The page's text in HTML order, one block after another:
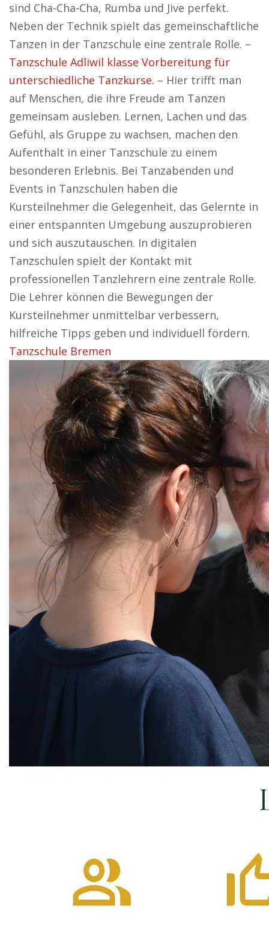
sind Cha-Cha-Cha, Rumba und Jive perfekt.
Neben der Technik spielt das gemeinschaftliche
Tanzen in der Tanzschule eine zentrale Rolle. –
Tanzschule Adliwil klasse Vorbereitung für
unterschiedliche Tanzkurse. – Hier trifft man
auf Menschen, die ihre Freude am Tanzen
gemeinsam ausleben. Lernen, Lachen und das
Gefühl, als Gruppe zu wachsen, machen den
Aufenthalt in einer Tanzschule zu einem
besonderen Erlebnis. Bei Tanzabenden und
Events in Tanzschulen haben die
Kursteilnehmer die Gelegenheit, das Gelernte in
einer entspannten Umgebung auszuprobieren
und sich auszutauschen. In digitalen
Tanzschulen spielt der Kontakt mit
professionellen Tanzlehrern eine zentrale Rolle.
Die Lehrer können die Bewegungen der
Kursteilnehmer unmittelbar verbessern,
hilfreiche Tipps geben und individuell fördern.
Tanzschule Bremen